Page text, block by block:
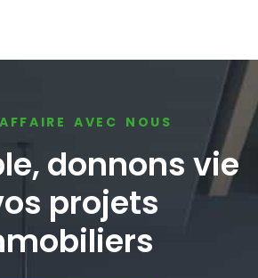
AVEC NOUS
donnons vie
projets